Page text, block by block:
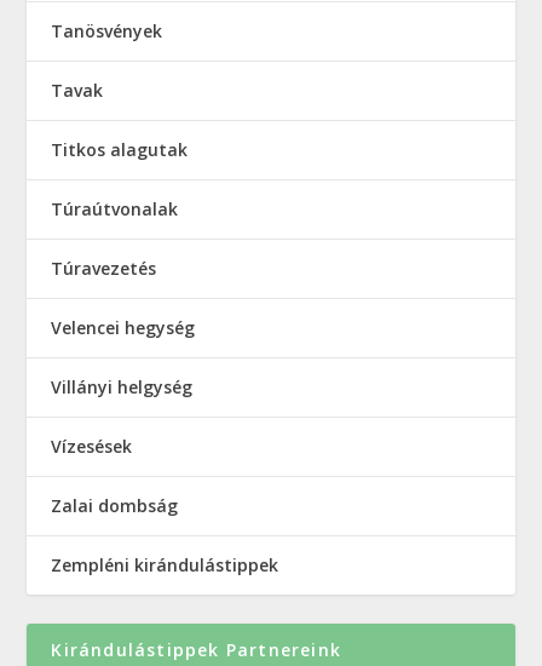
Tanösvények
Tavak
Titkos alagutak
Túraútvonalak
Túravezetés
Velencei hegység
Villányi helgység
Vízesések
Zalai dombság
Zempléni kirándulástippek
Kirándulástippek Partnereink